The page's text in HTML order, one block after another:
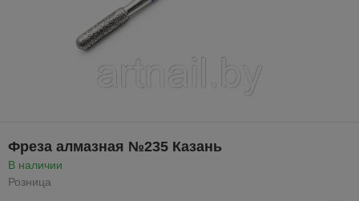
Фреза алмазная №235 Казань
В наличии
Розница